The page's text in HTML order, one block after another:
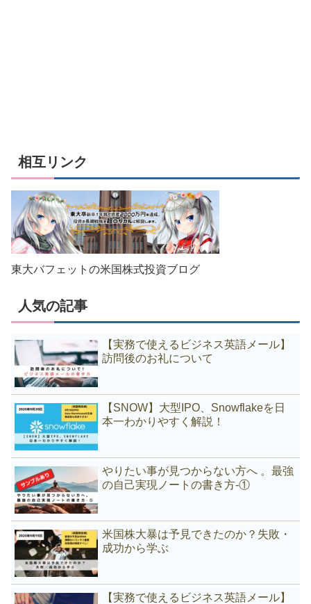
相互リンク
東大バフェットの米国株式投資ブログ
人気の記事
【実務で使えるビジネス英語メール】
訪問後のお礼について
【SNOW】大型IPO、Snowflakeを日
本一わかりやすく解説！
やりたい事が見つからない方へ 。最強
の自己実現ノートの書き方-①
米国株大暴は予見できたのか？失敗・
成功から学ぶ
【実務で使えるビジネス英語メール】